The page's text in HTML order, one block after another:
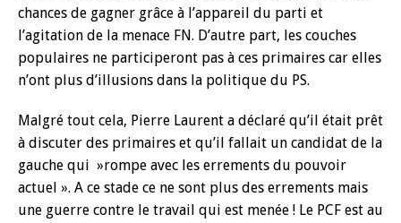
chances de gagner grâce à l’appareil du parti et
l’agitation de la menace FN. D’autre part, les couches
populaires ne participeront pas à ces primaires car elles
n’ont plus d’illusions dans la politique du PS.
Malgré tout cela, Pierre Laurent a déclaré qu’il était prêt
à discuter des primaires et qu’il fallait un candidat de la
gauche qui »rompe avec les errements du pouvoir
actuel ». A ce stade ce ne sont plus des errements mais
une guerre contre le travail qui est menée ! Le PCF est au